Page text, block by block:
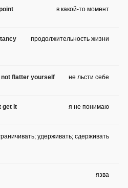
в какой-то момент
продолжительность жизни
not flatter yourself не льсти себе
get it я не понимаю
удерживать; сдерживать
язва